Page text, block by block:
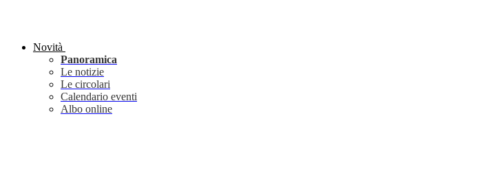
Novità
Panoramica
Le notizie
Le circolari
Calendario eventi
Albo online